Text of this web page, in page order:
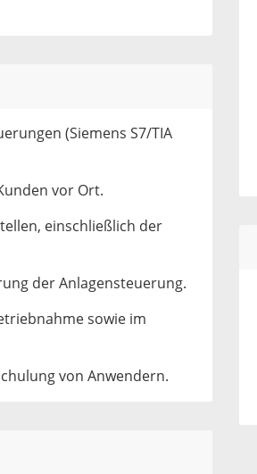
(Siemens S7/TIA
vor Ort.
einschließlich der
der Anlagensteuerung.
sowie im
von Anwendern.